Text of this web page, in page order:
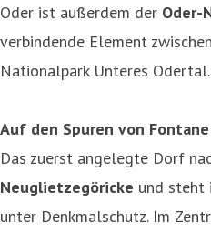
Oder ist außerdem der Oder-
verbindende Element
Nationalpark Unteres Odertal.
Auf den Spuren von
Das zuerst angelegte Dorf
Neuglietzegöricke und steht
unter Denkmalschutz. Im